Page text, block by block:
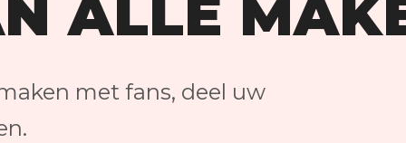
ALLE
met fans, deel uw